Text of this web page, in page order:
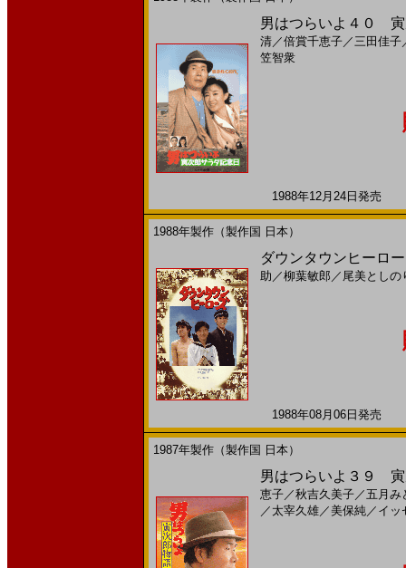
男はつらいよ４０ 寅
清／倍賞千恵子／三田佳子
笠智衆
1988年12月24日発売
1988年製作（製作国 日本）
ダウンタウンヒーロ
助 ／柳葉敏郎 ／ 尾美としの
1988年08月06日発売
1987年製作（製作国 日本）
男はつらいよ３９ 寅
恵子／秋吉久美子／五月み
／ 太宰久雄／ 美保純／ イッ